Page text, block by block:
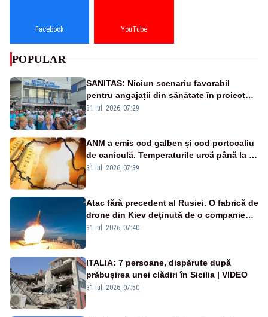
Facebook YouTube
POPULAR
SANITAS: Niciun scenariu favorabil
pentru angajații din sănătate în proiectul
Legii salarizării
31 iul. 2026, 07:29
ANM a emis cod galben și cod portocaliu
de caniculă. Temperaturile urcă până la 38
de grade, iar nopțile devin tropicale
31 iul. 2026, 07:39
Atac fără precedent al Rusiei. O fabrică de
drone din Kiev deținută de o companie
americană, distrusă de o rachetă
31 iul. 2026, 07:40
ITALIA: 7 persoane, dispărute după
prăbușirea unei clădiri în Sicilia | VIDEO
31 iul. 2026, 07:50